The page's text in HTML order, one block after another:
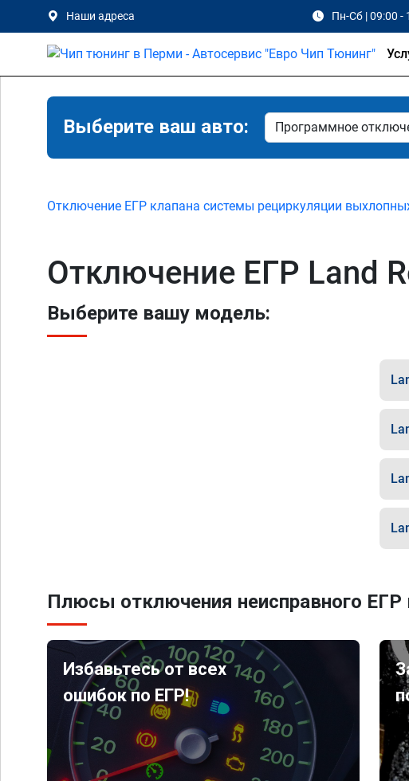
Наши адреса Пн-Сб | 09:00 -
Выберите ваш авто:
Отключение ЕГР клапана системы рециркуляции
Отключение ЕГР Land
Выберите вашу модель:
Плюсы отключения неисправного ЕГР
Избавьтесь от всех
ошибок по ЕГР!